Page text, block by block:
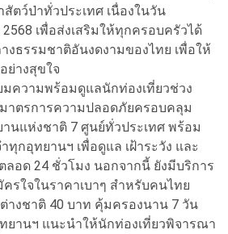
ตว์ป่าทั่วประเทศ เนื่องในวัน
เพื่อส่งเสริมให้ทุกครอบครัวได้
งธรรมชาติอันงดงามของไทย เพื่อให้
ย่างสุขใจ
มความพร้อมดูแลนักท่องเที่ยวช่วง
าตรการความปลอดภัยครอบคลุม
นแห่งชาติ 7 ศูนย์ทั่วประเทศ พร้อม
ทุกอุทยานฯ เพื่อดูแล เฝ้าระวัง และ
ลอด 24 ชั่วโมง นอกจากนี้ ยังมีบริการ
รใจในราคาเบาๆ สำหรับคนไทย
างชาติ 40 บาท คุ้มครองนาน 7 วัน
ยานฯ แนะนำให้นักท่องเที่ยวพิจารณา